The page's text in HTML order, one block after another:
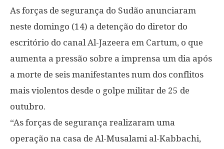
As forças de segurança do Sudão anunciaram
neste domingo (14) a detenção do diretor do
escritório do canal Al-Jazeera em Cartum, o que
aumenta a pressão sobre a imprensa um dia após
a morte de seis manifestantes num dos conflitos
mais violentos desde o golpe militar de 25 de
outubro.
“As forças de segurança realizaram uma
operação na casa de Al-Musalami al-Kabbachi,